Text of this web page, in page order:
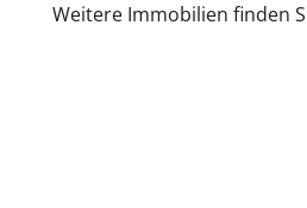
Weitere Immobilien finden